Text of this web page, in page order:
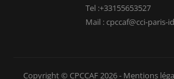
Tel :+33155653527
Mail : cpccaf@cci-paris-
Copyright © CPCCAF 2026 - Mentions